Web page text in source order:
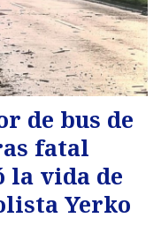
de bus de
fatal
la vida de
Yerko